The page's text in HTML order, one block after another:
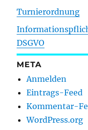
Turnierordnung
DSGVO
META
Anmelden
Eintrags-Feed
Kommentar-
WordPress.org